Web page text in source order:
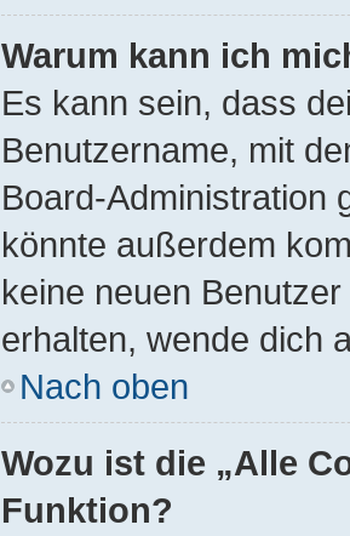
Warum kann ich
Es kann sein, dass
Benutzername, mit
Board-Administration
könnte außerdem
keine neuen
erhalten, wende dich
Nach oben
Wozu ist die „Alle
Funktion?